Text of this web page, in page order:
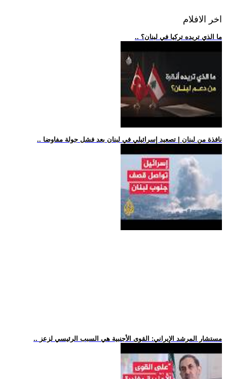
اخر الافلام
.. ما الذي تريده تركيا في لبنان؟
.. نافذة من لبنان | تصعيد إسرائيلي في لبنان بعد فشل جولة مفاوضا
.. مستشار المرشد الإيراني: القوى الأجنبية هي السبب الرئيسي لزعز